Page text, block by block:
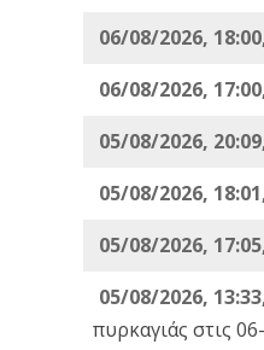
06/08/2026,
06/08/2026,
05/08/2026,
05/08/2026,
05/08/2026,
05/08/2026,
πυρκαγιάς στις